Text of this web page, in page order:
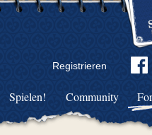
Registrieren
Community
Spielen!